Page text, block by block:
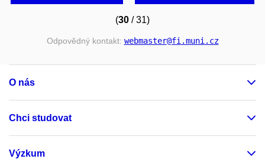
(30 / 31)
Odpovědný kontakt: webmaster@fi.muni.cz
O nás
Chci studovat
Výzkum